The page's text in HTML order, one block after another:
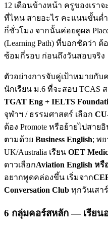
12 เดือนข้างหน้า ครูของเรา
ที่ไหน สายอะไร คะแนนขั้นต่ำ
กี่ชั่วโมง จากนั้นค่อยดูผล
(Learning Path) ที่บอกชัดว่า
ซ้อมกี่รอบ ก่อนถึงวันสอบจริง
ตัวอย่างการจับคู่เป้าหมายกั
นักเรียน ม.6 ที่จะสอบ TCAS
TGAT Eng + IELTS
จุฬาฯ / ธรรมศาสตร์ เลือก
ต้อง Promote หรือย้ายไปสายอิ
ตามด้วย Business English; พ
UK/Australia เรียน OET
ดาวเลือกAviation English หรื
อยากพูดคล่องขึ้น เริ่มจาก
Conversation Club ทุกวันเสาร์
6 กลุ่มคอร์สหลัก — เรียนอ